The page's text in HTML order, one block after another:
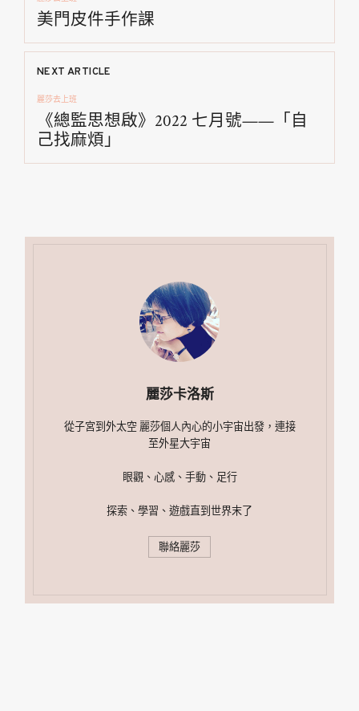
章
導
覽
美門皮件手作課
NEXT ARTICLE
麗莎去上班
《總監思想啟》2022 七月號——「自
己找麻煩」
麗莎卡洛斯
從子宮到外太空 麗莎個人內心的小宇宙出發，連接
至外星大宇宙
眼觀、心感、手動、足行
探索、學習、遊戲直到世界末了
聯絡麗莎